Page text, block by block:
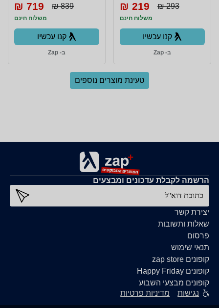
293 ₪
219 ₪
משלוח חינם
קנו עכשיו
ב- Zap
839 ₪
719 ₪
משלוח חינם
קנו עכשיו
ב- Zap
טעינת מוצרים נוספים
יצירת קשר
שאלות ותשובות
פרסום
תנאי שימוש
קופונים zap store
קופונים Happy Friday
קופונים מבצעי השבוע
הרשמה לקבלת עדכונים ומבצעים
כתובת דוא''ל
נגישות מדיניות פרטיות